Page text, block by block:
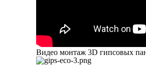
Видео монтаж 3D гипсовых